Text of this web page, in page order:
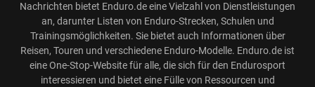
Nachrichten bietet Enduro.de eine Vielzahl von Dienstleistungen
an, darunter Listen von Enduro-Strecken, Schulen und
Trainingsmöglichkeiten. Sie bietet auch Informationen über
Reisen, Touren und verschiedene Enduro-Modelle. Enduro.de ist
eine One-Stop-Website für alle, die sich für den Endurosport
interessieren und bietet eine Fülle von Ressourcen und